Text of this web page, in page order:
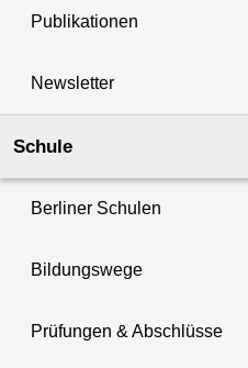
Publikationen
Newsletter
Schule
Berliner Schulen
Bildungswege
Prüfungen & Abschlüsse